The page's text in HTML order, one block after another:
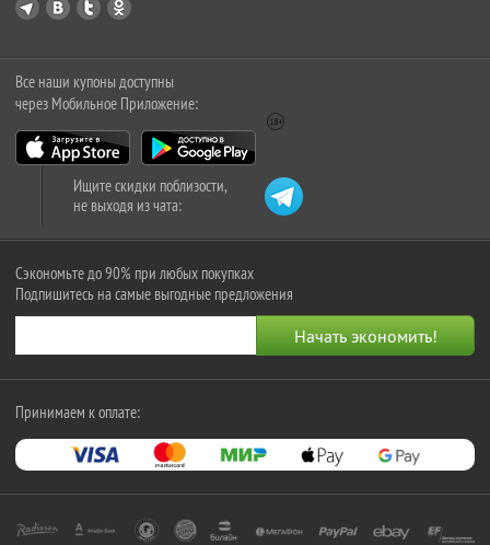
Все наши купоны доступны
через Мобильное Приложение:
Ищите скидки поблизости,
не выходя из чата:
Сэкономьте до 90% при любых покупках
Подпишитесь на самые выгодные предложения
Принимаем к оплате: